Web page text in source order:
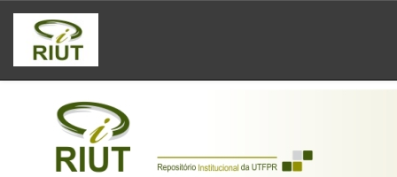
Skip
navigation